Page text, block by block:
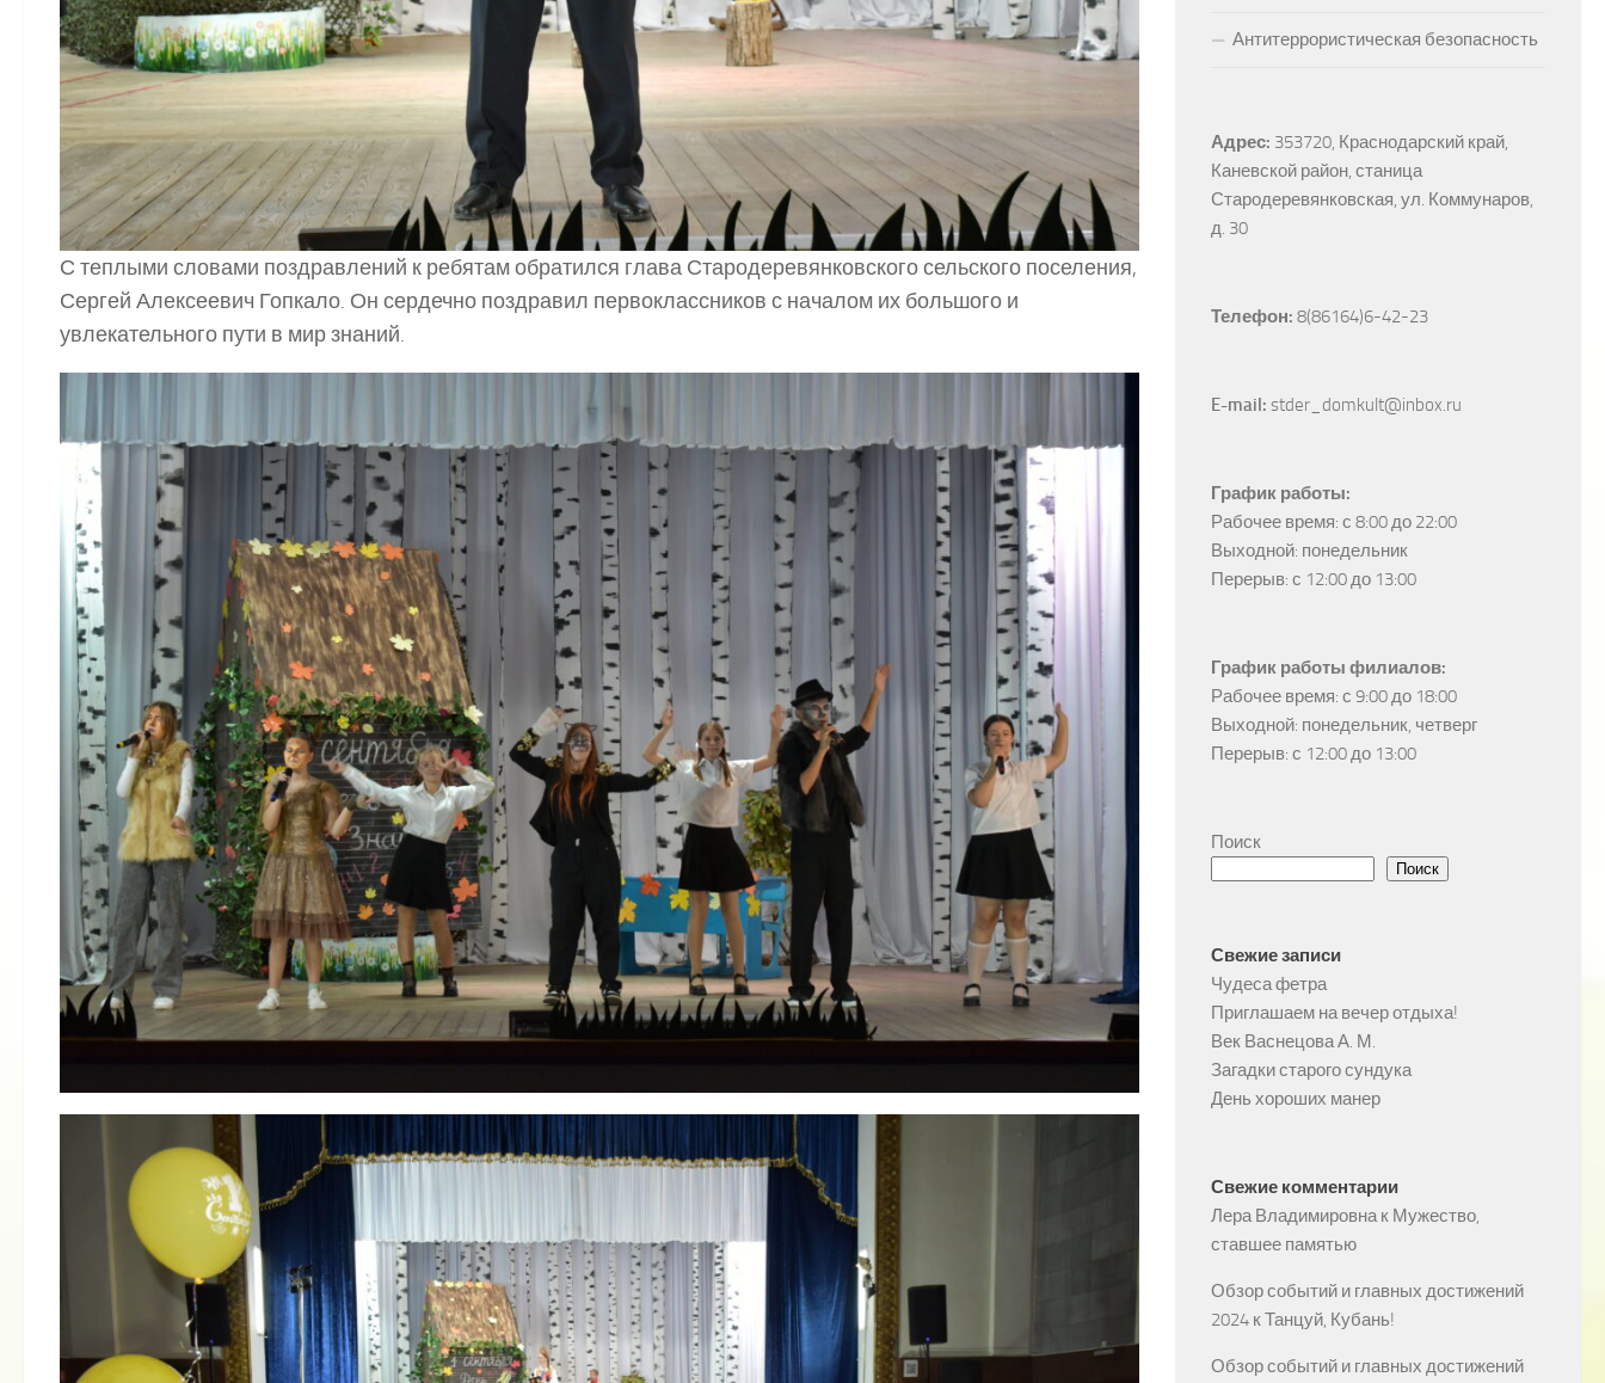
С теплыми словами поздравлений к ребятам обратился глава Стародеревянковского сельского поселения,
Сергей Алексеевич Гопкало. Он сердечно поздравил первоклассников с началом их большого и
увлекательного пути в мир знаний.
Антитеррористическая безопасность
Адрес: 353720, Краснодарский край,
Каневской район, станица
Стародеревянковская, ул. Коммунаров,
д. 30
Телефон: 8(86164)6-42-23
E-mail: stder_domkult@inbox.ru
График работы:
Рабочее время: с 8:00 до 22:00
Выходной: понедельник
Перерыв: с 12:00 до 13:00
График работы филиалов:
Рабочее время: с 9:00 до 18:00
Выходной: понедельник, четверг
Перерыв: с 12:00 до 13:00
Поиск
Поиск
Свежие записи
Чудеса фетра
Приглашаем на вечер отдыха!
Век Васнецова А. М.
Загадки старого сундука
День хороших манер
Свежие комментарии
Лера Владимировнак Мужество,
ставшее памятью
Обзор событий и главных достижений
2024 кТанцуй, Кубань!
Обзор событий и главных достижений